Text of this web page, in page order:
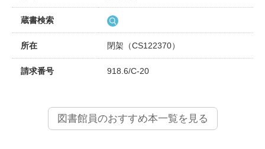
蔵書検索
所在 閉架（CS122370）
請求番号 918.6/C-20
図書館員のおすすめ本一覧を見る